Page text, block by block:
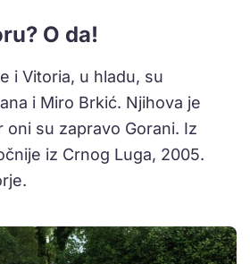
O da!
i Vitoria, u hladu, su
i Miro Brkić. Njihova je
oni su zapravo Gorani. Iz
iz Crnog Luga, 2005.